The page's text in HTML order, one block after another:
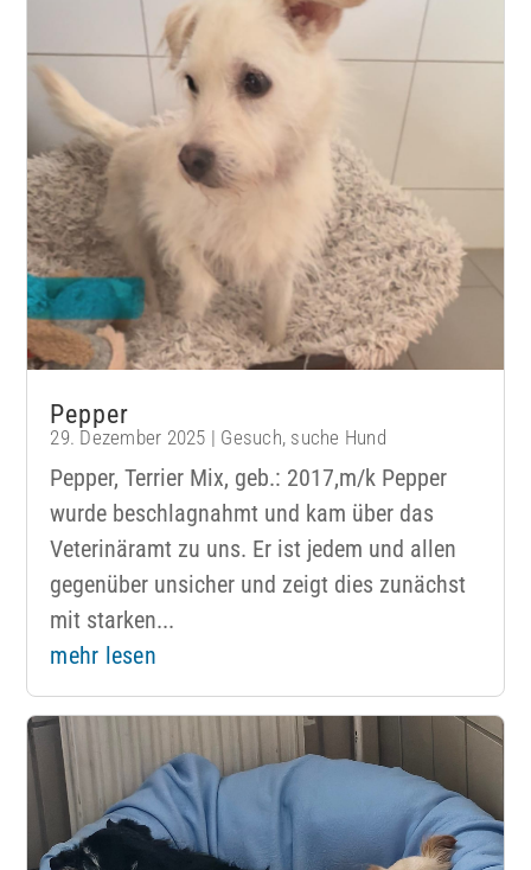
Pepper
29. Dezember 2025 | Gesuch, suche Hund
Pepper, Terrier Mix, geb.: 2017,m/k Pepper
wurde beschlagnahmt und kam über das
Veterinäramt zu uns. Er ist jedem und allen
gegenüber unsicher und zeigt dies zunächst
mit starken...
mehr lesen